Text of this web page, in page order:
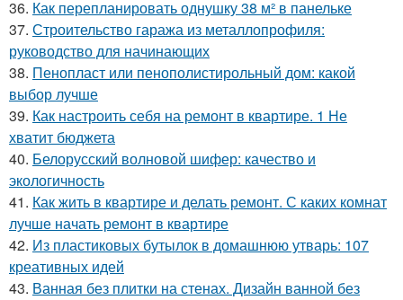
36. Как перепланировать однушку 38 м² в панельке
37. Строительство гаража из металлопрофиля:
руководство для начинающих
38. Пенопласт или пенополистирольный дом: какой
выбор лучше
39. Как настроить себя на ремонт в квартире. 1 Не
хватит бюджета
40. Белорусский волновой шифер: качество и
экологичность
41. Как жить в квартире и делать ремонт. С каких комнат
лучше начать ремонт в квартире
42. Из пластиковых бутылок в домашнюю утварь: 107
креативных идей
43. Ванная без плитки на стенах. Дизайн ванной без